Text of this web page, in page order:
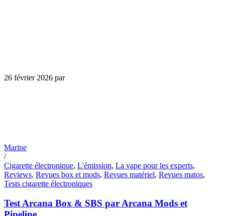
26 février 2026 par
Marine
/
Cigarette électronique, L'émission, La vape pour les experts,
Reviews, Revues box et mods, Revues matériel, Revues matos,
Tests cigarette électroniques
Test Arcana Box & SBS par Arcana Mods et